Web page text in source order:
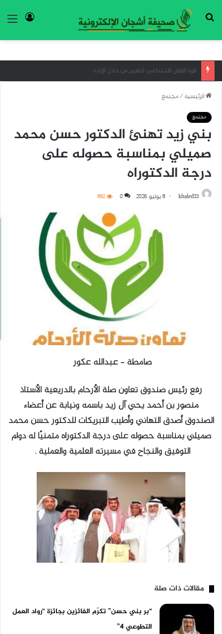
بحث عن
الرئيسية/مجتمع
مجتمع
بني زيد تهنئ الدكتور حسن محمد
صميلي بمناسبة حصوله على
درجة الدكتوراه
khaled33 8 يوليو، 2026 0
892
صامطة – عبدالله عكور
رفع رئيس صندوق تعاون صلة الأرحام بالدريعية الأستاذ
منصور بن أحمد يحي آل زيد باسمه ونيابة عن أعضاء
الصندوق أصدق التهاني وأطيب التبريكات للدكتور حسن محمد
صميلي بمناسبة حصوله على درجة الدكتوراه متمنيًا له دوام
التوفيق والنجاح في مسيرته العلمية والعملية .
مقالات ذات صلة
“بر بني حسن” تكرّم الفائزين بجائزة “رواد العمل
التطوعي 4”